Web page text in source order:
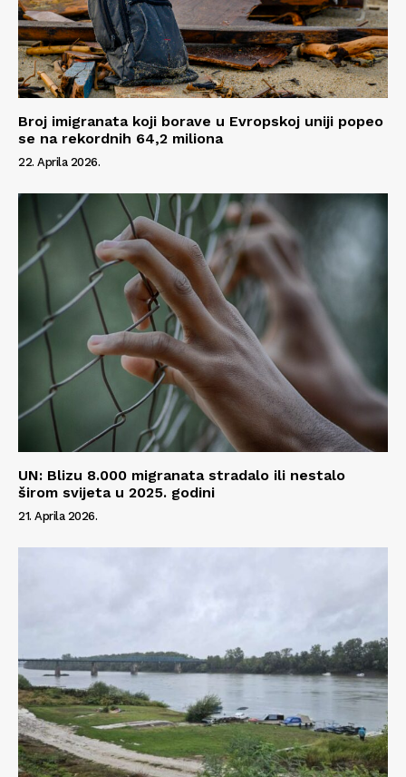
Info
O nama
Kontakt
Impressum
Broj imigranata koji borave u Evropskoj uniji popeo
se na rekordnih 64,2 miliona
22. Aprila 2026.
UN: Blizu 8.000 migranata stradalo ili nestalo
širom svijeta u 2025. godini
21. Aprila 2026.